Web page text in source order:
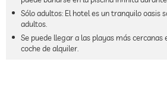
Sólo adultos: El hotel es un tranquilo oasis
adultos.
Se puede llegar a las playas más
coche de alquiler.